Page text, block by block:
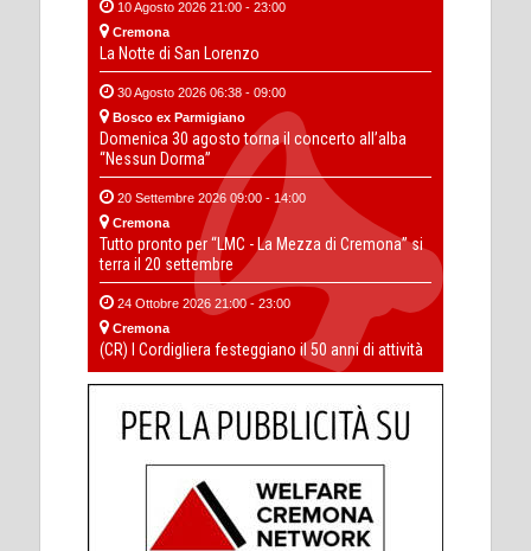
10 Agosto 2026 21:00 - 23:00
Cremona
La Notte di San Lorenzo
30 Agosto 2026 06:38 - 09:00
Bosco ex Parmigiano
Domenica 30 agosto torna il concerto all’alba
“Nessun Dorma”
20 Settembre 2026 09:00 - 14:00
Cremona
Tutto pronto per “LMC - La Mezza di Cremona” si
terra il 20 settembre
24 Ottobre 2026 21:00 - 23:00
Cremona
(CR) I Cordigliera festeggiano il 50 anni di attività